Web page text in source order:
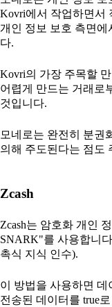
Kovri에서 작업하면서
개인 정보 보호 측면에
다.
Kovri의 가장 주목할
어렵게 만드는 거래로
것입니다.
모네로는 완전히 분권
의해 주도된다는 점도
Zcash
Zcash는 암호화 개인
SNARK"를 사용합니
촉식 지식 인수).
이 방법을 사용하면
전송된 데이터를 true